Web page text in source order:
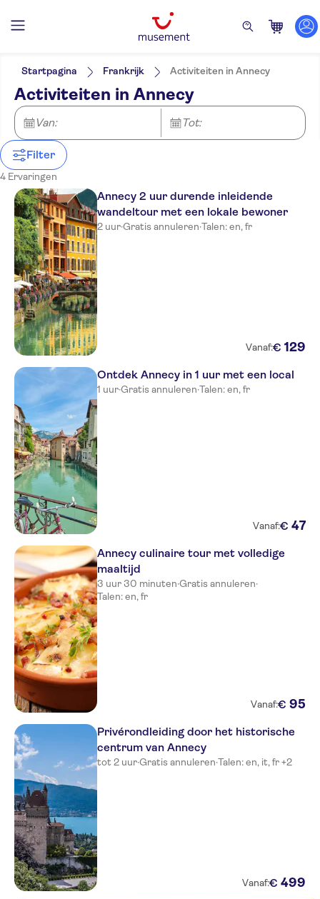
Filters
NO-PICKUP
Ticketopties
Free cancellation
Instant confirmation
Tour met gids
Lokaal tintje
Met maaltijd
Kleinere Groep
Excursies & Dagtrips
Sightseeing & Tradities
Stad
Cultuur & Geschiedenis
Wandeltochten
Attracties en rondleidingen
Excursies voor locals
Taal
Duits
Spaans
Startpagina Frankrijk Activiteiten in Annecy
Activiteiten in Annecy
Van: Tot:
Filter
4 Ervaringen
Annecy 2 uur durende inleidende
wandeltour met een lokale bewoner
2 uur·Gratis annuleren·Talen: en, fr
Vanaf:€ 129
Ontdek Annecy in 1 uur met een local
1 uur·Gratis annuleren·Talen: en, fr
Vanaf:€ 47
Annecy culinaire tour met volledige
maaltijd
3 uur 30 minuten·Gratis annuleren·
Talen: en, fr
Vanaf:€ 95
Privérondleiding door het historische
centrum van Annecy
tot 2 uur·Gratis annuleren·Talen: en, it, fr +2
Vanaf:€ 499